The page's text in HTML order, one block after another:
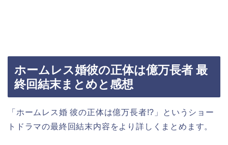
ホームレス婚彼の正体は億万長者 最
終回結末まとめと感想
「ホームレス婚 彼の正体は億万長者!? 」
というショー
トドラマの最終回結末内容をより詳しくまとめます。